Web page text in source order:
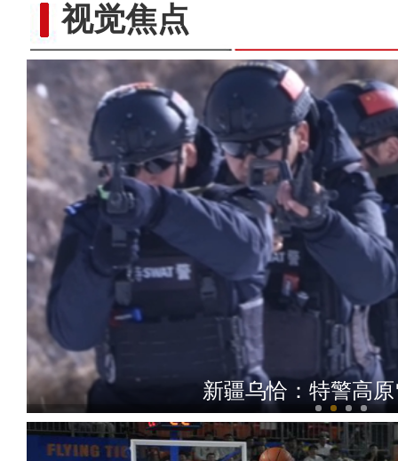
视觉焦点
伊斯兰合作组织秘书长塔哈率
新疆乌恰：特警高